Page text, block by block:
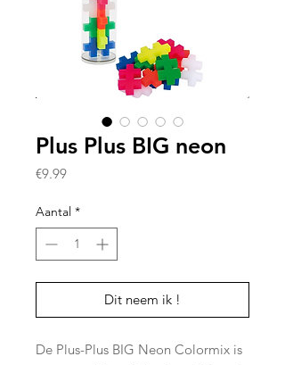
Plus Plus BIG neon
€9.99Prijs
Aantal *
Dit neem ik !
De Plus-Plus BIG Neon Colormix is